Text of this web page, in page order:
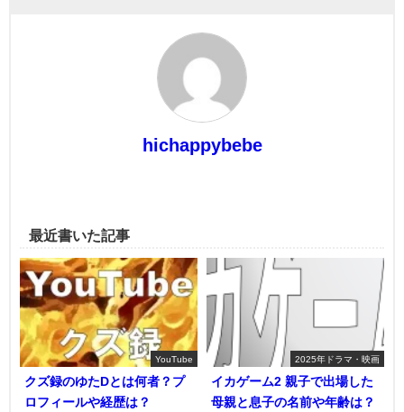
hichappybebe
最近書いた記事
YouTube
クズ録のゆたDとは何者？プ
ロフィールや経歴は？
2025年ドラマ・映画
イカゲーム2 親子で出場した
母親と息子の名前や年齢は？